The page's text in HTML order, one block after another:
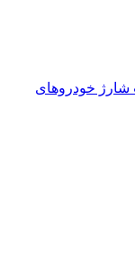
خودروهای